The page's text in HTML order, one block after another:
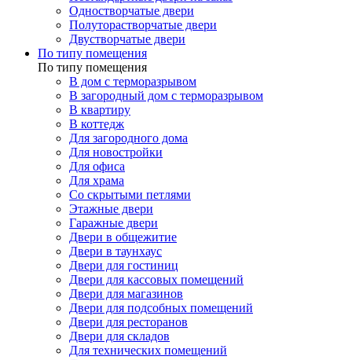
Одностворчатые двери
Полуторастворчатые двери
Двустворчатые двери
По типу помещения
По типу помещения
В дом с терморазрывом
В загородный дом с терморазрывом
В квартиру
В коттедж
Для загородного дома
Для новостройки
Для офиса
Для храма
Со скрытыми петлями
Этажные двери
Гаражные двери
Двери в общежитие
Двери в таунхаус
Двери для гостиниц
Двери для кассовых помещений
Двери для магазинов
Двери для подсобных помещений
Двери для ресторанов
Двери для складов
Для технических помещений